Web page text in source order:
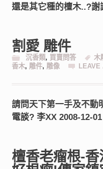
還是其它種的檀木..?謝
割愛 雕件
沉香類, 買賣問答 木
香木, 雕件, 雕像 LEAVE
請問天下第一手及不動
電談? 李XX 2008-12-
檀香老瘤根-